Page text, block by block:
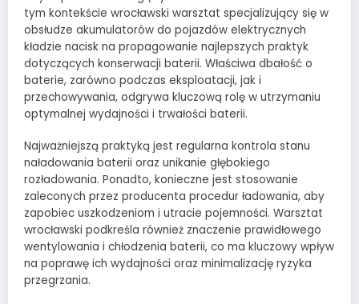
tym kontekście wrocławski warsztat specjalizujący się w
obsłudze akumulatorów do pojazdów elektrycznych
kładzie nacisk na propagowanie najlepszych praktyk
dotyczących konserwacji baterii. Właściwa dbałość o
baterie, zarówno podczas eksploatacji, jak i
przechowywania, odgrywa kluczową rolę w utrzymaniu
optymalnej wydajności i trwałości baterii.
Najważniejszą praktyką jest regularna kontrola stanu
naładowania baterii oraz unikanie głębokiego
rozładowania. Ponadto, konieczne jest stosowanie
zaleconych przez producenta procedur ładowania, aby
zapobiec uszkodzeniom i utracie pojemności. Warsztat
wrocławski podkreśla również znaczenie prawidłowego
wentylowania i chłodzenia baterii, co ma kluczowy wpływ
na poprawę ich wydajności oraz minimalizację ryzyka
przegrzania.